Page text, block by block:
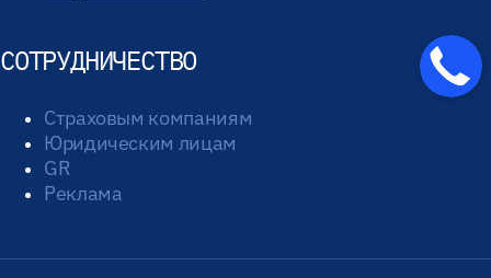
СОТРУДНИЧЕСТВО
Страховым компаниям
Юридическим лицам
GR
Реклама